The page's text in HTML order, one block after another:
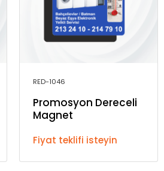
RED-1046
Promosyon Dereceli
Magnet
Fiyat teklifi isteyin